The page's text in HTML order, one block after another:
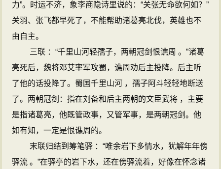
力”。时运不济，象李商隐诗里说的：“关张无命欲何如？”
关羽、张飞都早死了，不能帮助诸葛亮北伐，英雄也不
由自主。
三联 ：“千里山河轻孺子，两朝冠剑恨谯周 。”诸葛
亮死后，魏将邓艾率军攻蜀，谯周劝后主投降。后主听
了他的话投降了。蜀国千里山河 ，孺子阿斗轻轻地断送
了。两朝冠剑：指在刘备和后主两朝的文臣武将 ，主要
是指诸葛亮，他既管政事，又管军事，是两朝冠剑。他
如有知，一定是恨谯周的。
末联归结到筹笔驿 ：“唯余岩下多情水，犹解年年傍
驿流 。”在驿亭的岩下水，还在傍驿流着，好像在怀念诸